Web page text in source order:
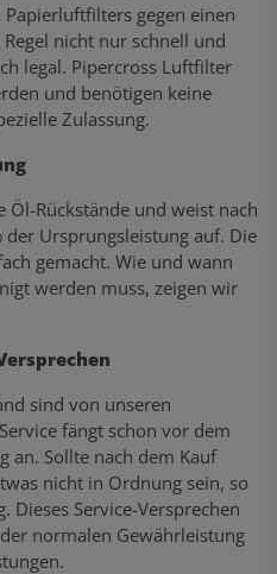
gegen einen
nicht nur schnell und
legal. Pipercross Luftfilter
und benötigen keine
Zulassung.
Öl-Rückstände und weist nach
Ursprungsleistung auf. Die
gemacht. Wie und wann
werden muss, zeigen wir
sind von unseren
fängt schon vor dem
an. Sollte nach dem Kauf
nicht in Ordnung sein, so
Service-Versprechen
normalen Gewährleistung